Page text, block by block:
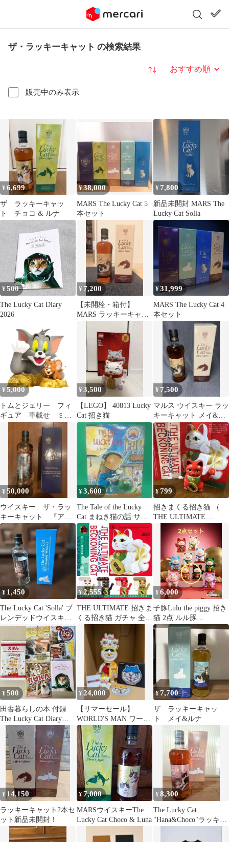
ザ・ラッキーキャット の検索結果
販売中のみ表示
並び替え
¥6,699
ザ ラッキーキャッ
ト チョコ & ルナ
¥38,000
MARS The Lucky Cat 5
本セット
¥ 7,800
新品未開封 MARS The
Lucky Cat Solla
¥500
The Lucky Cat Diary
2026
¥ 7,200
【未開栓・箱付】
MARS ラッキーキャッ
ト May & Hana 700ml
¥31,999
MARS The Lucky Cat 4
本セット
¥5,000
トムとジェリー フィ
ギュア 車載せ ミニ
バスト 招き猫//ソープ
スタジオ
¥3,500
【LEGO】 40813 Lucky
Cat 招き猫
¥ 7,500
マルス ウイスキー ラッ
キーキャット メイ&ハ
ナ The Lucky Cat
¥50,000
ウイスキー ザ・ラッ
キーキャット 『アッ
シュ’99’’』 MARS
¥3,600
The Tale of the Lucky
Cat まねき猫の話 サニ
ー関
¥799
招きまくる招き猫 （
THE ULTIMATE
BECKONING CAT ）
¥ 1,450
The Lucky Cat 'Solla' ブ
レンデッドウイスキー
空瓶
¥2,555
THE ULTIMATE 招きま
くる招き猫 ガチャ 全4
種セット ガチャ
¥6,000
子豚Lulu the piggy 招き
猫 2点 ルル豚
Toyzeroplus
¥500
田舎暮らしの本 付録
The Lucky Cat Diary
2026
¥ 24,000
【サマーセール】
WORLD'S MAN ワール
ズマン The CAT 招き猫
¥7,700
ザ ラッキーキャッ
ト メイ&ルナ
¥ 14,150
ラッキーキャット2本セ
ット新品未開封！
¥7,000
MARSウイスキーThe
Lucky Cat Choco & Luna
¥8,300
The Lucky Cat
"Hana&Choco"ラッキー